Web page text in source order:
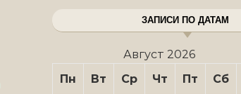
ЗАПИСИ ПО ДАТАМ
Август 2026
Пн
Вт Ср Чт Пт Сб